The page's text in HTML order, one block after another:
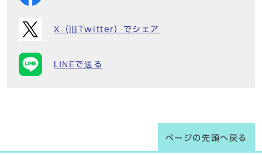
X（旧Twitter）でシェア
LINEで送る
ページの先頭へ戻る